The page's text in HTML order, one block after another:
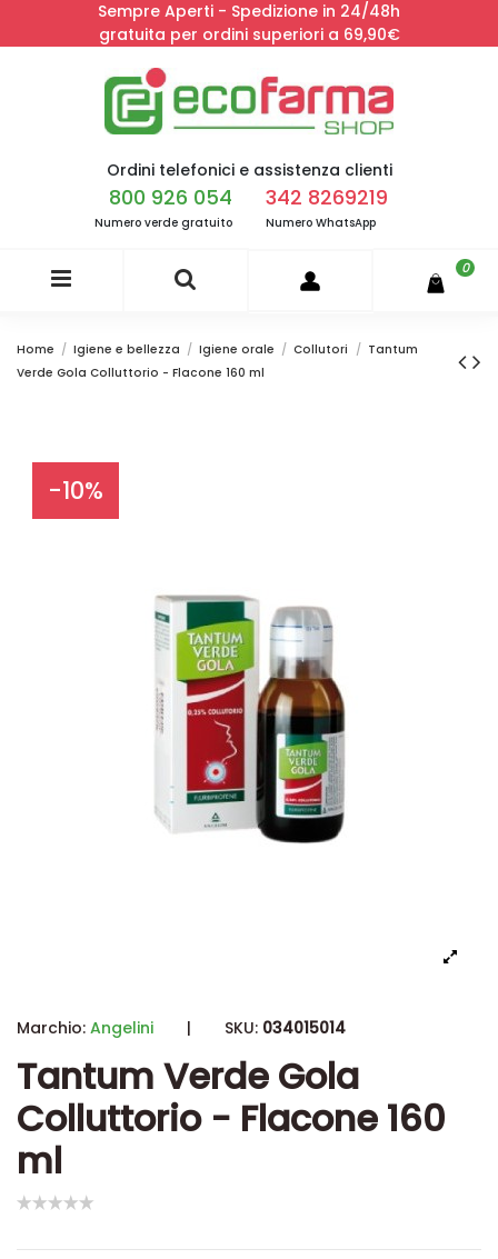
Sempre Aperti - Spedizione in 24/48h
gratuita per ordini superiori a 69,90€
Ordini telefonici e assistenza clienti
800 926 054
Numero verde gratuito
342 8269219
Numero WhatsApp
0
Home Igiene e bellezza Igiene orale Collutori
Tantum
Verde Gola Colluttorio - Flacone 160 ml
-10%
Marchio: Angelini | SKU: 034015014
Tantum Verde Gola
Colluttorio - Flacone 160
ml